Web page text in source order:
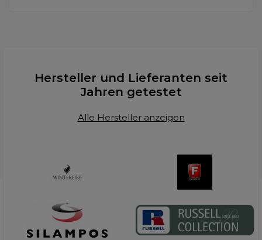
Hersteller und Lieferanten seit
Jahren getestet
Alle Hersteller anzeigen